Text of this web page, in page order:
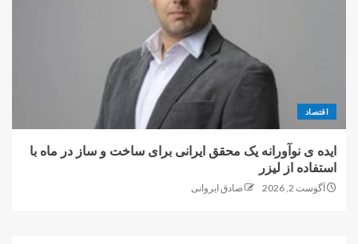
اقتصاد
ایده ی نوآورانه یک محقق ایرانی برای ساخت و ساز در ماه با
استفاده از لیزر
آگوست 2, 2026 صادق ایروانی